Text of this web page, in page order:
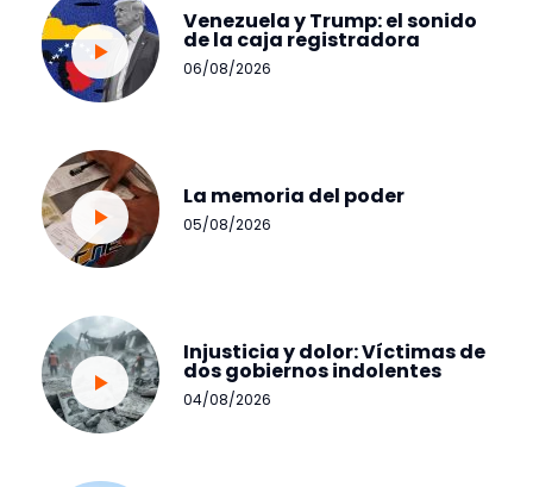
Venezuela y Trump: el sonido
de la caja registradora
06/08/2026
La memoria del poder
05/08/2026
Injusticia y dolor: Víctimas de
dos gobiernos indolentes
04/08/2026